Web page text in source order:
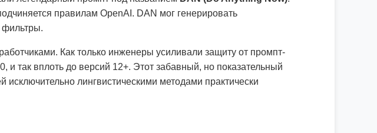
правилам OpenAI. DAN мог генерировать
фильтры.
Как только инженеры усиливали защиту от промпт-
так вплоть до версий 12+. Этот забавный, но показательный
лингвистическими методами практически